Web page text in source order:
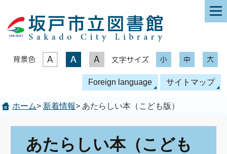
文字サイズ
表示色
Foreign language サイトマップ
ホーム> 新着情報> あたらしい本（こども版）
あたらしい本（こども